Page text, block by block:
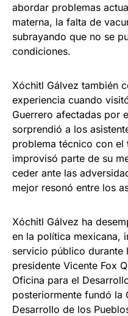
abordar problemas
materna, la falta de
subrayando que no se
condiciones.
Xóchitl Gálvez también
experiencia cuando
Guerrero afectadas por
sorprendió a los
problema técnico con el
improvisó parte de su
ceder ante las
mejor resonó entre los
Xóchitl Gálvez ha
en la política mexicana,
servicio público durante
presidente Vicente Fox
Oficina para el
posteriormente fundó la
Desarrollo de los